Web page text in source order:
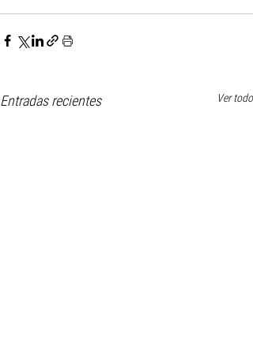
Entradas recientes Ver todo